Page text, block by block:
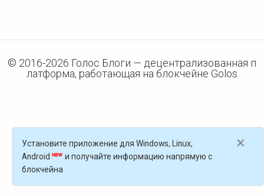
© 2016-2026 Голос Блоги — децентрализованная п
латформа, работающая на блокчейне Golos
×
Установите приложение для Windows, Linux,
Android
и получайте информацию напрямую с
блокчейна